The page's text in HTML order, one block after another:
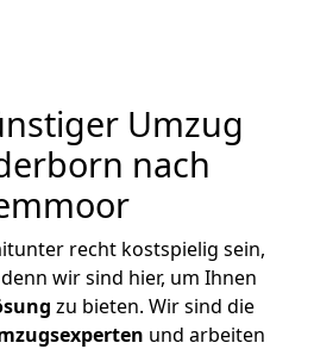
Umzug
nach
recht kostspielig sein,
wir sind hier, um Ihnen
zu bieten. Wir sind die
und arbeiten